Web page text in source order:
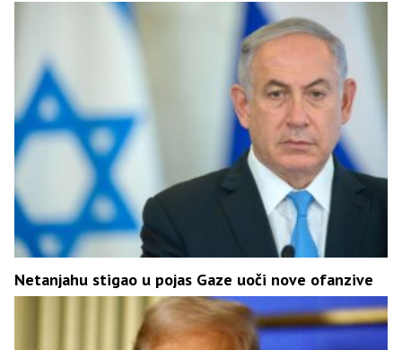
Netanjahu stigao u pojas Gaze uoči nove ofanzive